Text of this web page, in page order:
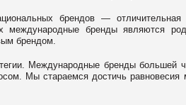
брендов — отличительная
международные бренды являются
брендом.
Международные бренды большей
Мы стараемся достичь равновесия